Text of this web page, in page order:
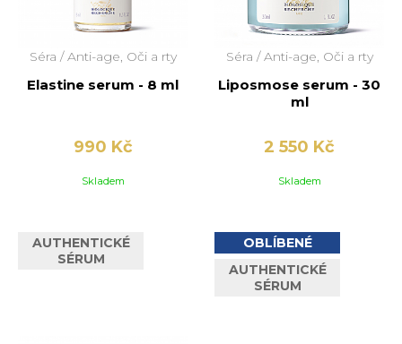
Séra /Anti-age, Oči a rty
Elastine serum - 8 ml
990 Kč
Skladem
Séra /Anti-age, Oči a rty
Liposmose serum - 30
ml
2 550 Kč
Skladem
AUTHENTICKÉ
SÉRUM
OBLÍBENÉ
AUTHENTICKÉ
SÉRUM